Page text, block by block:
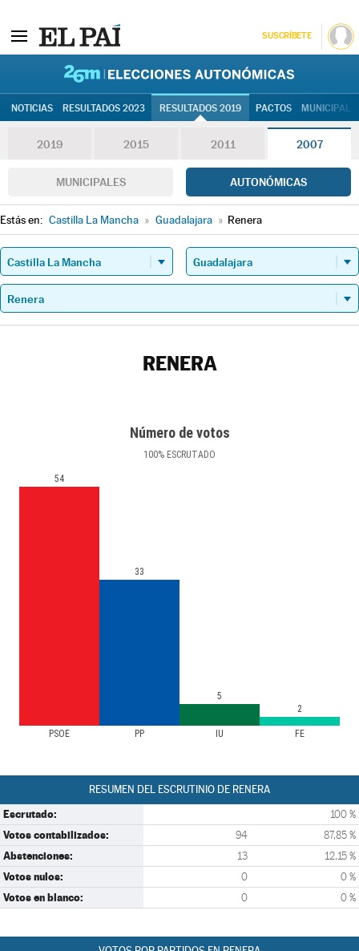
SUSCRÍBETE
NOTICIAS RESULTADOS 2023 RESULTADOS 2019 PACTOS
2019 2015 2011 2007
MUNICIPALES AUTONÓMICAS
Estás en: Castilla La Mancha » Guadalajara » Renera
RENERA
Número de votos
100% ESCRUTADO
PSOE PP IU FE
54
33
5
2
RESUMEN DEL ESCRUTINIO DE RENERA
Escrutado: 100 %
Votos contabilizados: 94 87,85 %
Abstenciones: 13 12,15 %
Votos nulos: 0 0 %
Votos en blanco: 0 0 %